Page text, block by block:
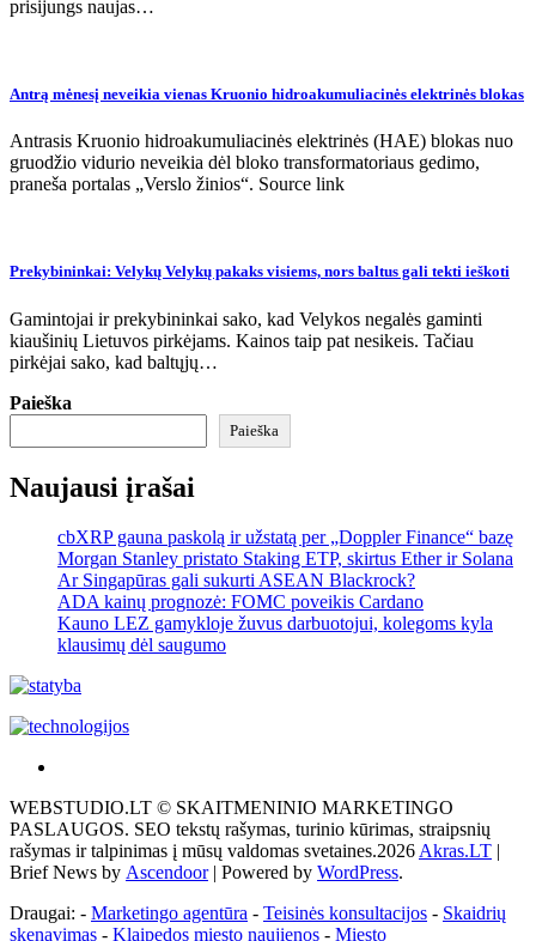
prisijungs naujas…
Antrą mėnesį neveikia vienas Kruonio hidroakumuliacinės elektrinės blokas
Antrasis Kruonio hidroakumuliacinės elektrinės (HAE) blokas nuo
gruodžio vidurio neveikia dėl bloko transformatoriaus gedimo,
praneša portalas „Verslo žinios“. Source link
Prekybininkai: Velykų Velykų pakaks visiems, nors baltus gali tekti ieškoti
Gamintojai ir prekybininkai sako, kad Velykos negalės gaminti
kiaušinių Lietuvos pirkėjams. Kainos taip pat nesikeis. Tačiau
pirkėjai sako, kad baltųjų…
Paieška
Paieška
Naujausi įrašai
cbXRP gauna paskolą ir užstatą per „Doppler Finance“ bazę
Morgan Stanley pristato Staking ETP, skirtus Ether ir Solana
Ar Singapūras gali sukurti ASEAN Blackrock?
ADA kainų prognozė: FOMC poveikis Cardano
Kauno LEZ gamykloje žuvus darbuotojui, kolegoms kyla
klausimų dėl saugumo
tai
žemės
ploto
matavimo
Pagrindinis
WEBSTUDIO.LT © SKAITMENINIO MARKETINGO
PASLAUGOS. SEO tekstų rašymas, turinio kūrimas, straipsnių
rašymas ir talpinimas į mūsų valdomas svetaines.2026Akras.LT
Brief News by Ascendoor| Powered by WordPress.
Draugai: - Marketingo agentūra - Teisinės konsultacijos - Skaidrių
skenavimas - Klaipedos miesto naujienos - Miesto